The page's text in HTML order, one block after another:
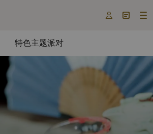
  
特色主题派对